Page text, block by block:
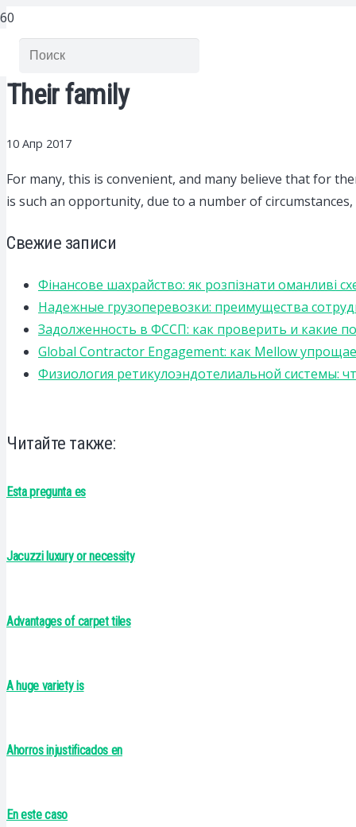
Their family
10 Апр 2017
For many, this is convenient, and many believe that for
is such an opportunity, due to a number of
Свежие записи
Фінансове шахрайство: як розпізнати оманливі
Надежные грузоперевозки: преимущества
Задолженность в ФССП: как проверить и какие
Global Contractor Engagement: как Mellow
Физиология ретикулоэндотелиальной системы:
Читайте также:
Esta pregunta es
Jacuzzi luxury or necessity
Advantages of carpet tiles
A huge variety is
Ahorros injustificados en
En este caso